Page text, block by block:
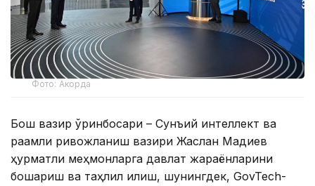
Фото: Акорда
Бош вазир ўринбосари – Сунъий интеллект ва
рақамли ривожланиш вазири Жаслан Мадиев
ҳурматли меҳмонларга давлат жараёнларини
бошқариш ва таҳлил қилиш, шунингдек, GovTech-